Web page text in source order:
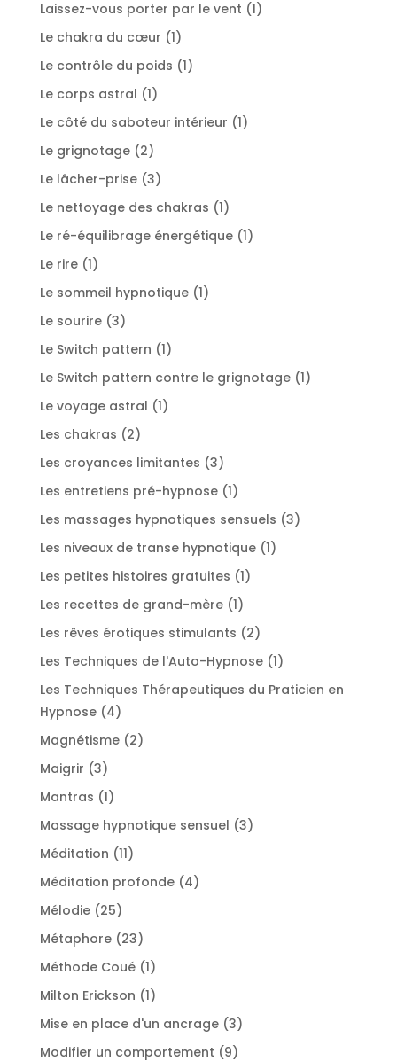
Laissez-vous porter par le vent 11
Le chakra du cœur 11
produit
Le contrôle du poids 11
Le corps astral 11
produit
Le côté du saboteur intérieur 11
Le grignotage 22
produits
Le lâcher-prise 33
produits
Le nettoyage des chakras 11
produit
Le ré-équilibrage énergétique 11
Le rire 11
produit
Le sommeil hypnotique 11
Le sourire 33
produits
Le Switch pattern 11
produit
Le Switch pattern contre le grignotage 11
Le voyage astral 11
Les chakras 22
produits
Les croyances limitantes 33
produits
Les entretiens pré-hypnose 11
produit
Les massages hypnotiques sensuels 33
Les niveaux de transe hypnotique 11
Les petites histoires gratuites 11
Les recettes de grand-mère 11
produit
Les rêves érotiques stimulants 22
produits
Les Techniques de l'Auto-Hypnose 11
produit
Les Techniques Thérapeutiques du Praticien en
Hypnose
44
produits
Magnétisme 22
Maigrir 33
produits
Mantras 11
produit
Massage hypnotique sensuel 33
Méditation 1111
produits
Méditation profonde 44
Mélodie 2525
produits
Métaphore 2323
produits
Méthode Coué 11
produit
Milton Erickson 11
produit
Mise en place d'un ancrage 33
produits
Modifier un comportement 99